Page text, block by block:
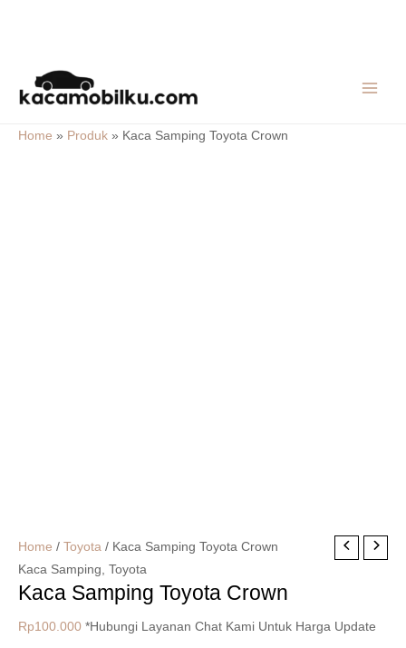
content
Home » Produk » Kaca Samping Toyota Crown
Home / Toyota / Kaca Samping Toyota Crown
Kaca Samping, Toyota
Kaca Samping Toyota Crown
Rp100.000 *Hubungi Layanan Chat Kami Untuk Harga Update